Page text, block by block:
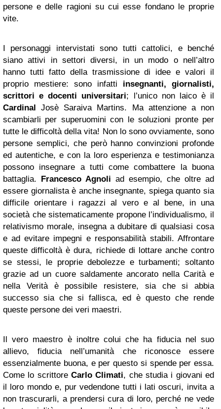
persone e delle ragioni su cui esse fondano le proprie
vite.
I personaggi intervistati sono tutti cattolici, e benché
siano attivi in settori diversi, in un modo o nell’altro
hanno tutti fatto della trasmissione di idee e valori il
proprio mestiere: sono infatti insegnanti, giornalisti,
scrittori e docenti universitari; l’unico non laico è il
Cardinal Josè Saraiva Martins. Ma attenzione a non
scambiarli per superuomini con le soluzioni pronte per
tutte le difficoltà della vita! Non lo sono ovviamente, sono
persone semplici, che però hanno convinzioni profonde
ed autentiche, e con la loro esperienza e testimonianza
possono insegnare a tutti come combattere la buona
battaglia. Francesco Agnoli ad esempio, che oltre ad
essere giornalista è anche insegnante, spiega quanto sia
difficile orientare i ragazzi al vero e al bene, in una
società che sistematicamente propone l’individualismo, il
relativismo morale, insegna a dubitare di qualsiasi cosa
e ad evitare impegni e responsabilità stabili. Affrontare
queste difficoltà è dura, richiede di lottare anche contro
se stessi, le proprie debolezze e turbamenti; soltanto
grazie ad un cuore saldamente ancorato nella Carità e
nella Verità è possibile resistere, sia che si abbia
successo sia che si fallisca, ed è questo che rende
queste persone dei veri maestri.
Il vero maestro è inoltre colui che ha fiducia nel suo
allievo, fiducia nell’umanità che riconosce essere
essenzialmente buona, e per questo si spende per essa.
Come lo scrittore Carlo Climati, che studia i giovani ed
il loro mondo e, pur vedendone tutti i lati oscuri, invita a
non trascurarli, a prendersi cura di loro, perché ne vede